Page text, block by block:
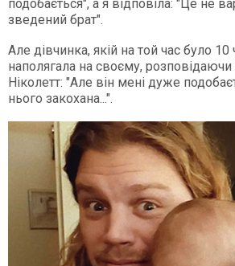
подобається", а я відповіла: "Це не
зведений брат".
Але дівчинка, якій на той час було 10
наполягала на своєму,
Ніколетт: "Але він мені дуже
нього закохана...".